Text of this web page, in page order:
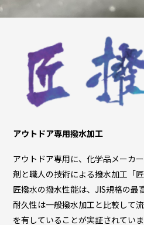
アウトドア専用撥水加工
アウトドア専用に、化学品メーカ
剤と職人の技術による撥水加工「
匠撥水の撥水性能は、JIS規格の最
耐久性は一般撥水加工と比較して
を有していることが実証されていま